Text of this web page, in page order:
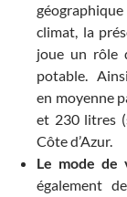
climat, la
joue un rôle
potable.
en moyenne
et 230 litres
Côte d’Azur.
Le mode de
également